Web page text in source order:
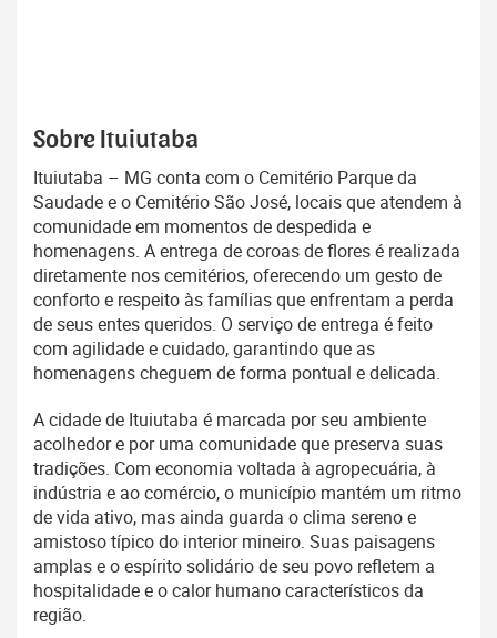
Sobre Ituiutaba
Ituiutaba – MG conta com o Cemitério Parque da
Saudade e o Cemitério São José, locais que atendem à
comunidade em momentos de despedida e
homenagens. A entrega de coroas de flores é realizada
diretamente nos cemitérios, oferecendo um gesto de
conforto e respeito às famílias que enfrentam a perda
de seus entes queridos. O serviço de entrega é feito
com agilidade e cuidado, garantindo que as
homenagens cheguem de forma pontual e delicada.
A cidade de Ituiutaba é marcada por seu ambiente
acolhedor e por uma comunidade que preserva suas
tradições. Com economia voltada à agropecuária, à
indústria e ao comércio, o município mantém um ritmo
de vida ativo, mas ainda guarda o clima sereno e
amistoso típico do interior mineiro. Suas paisagens
amplas e o espírito solidário de seu povo refletem a
hospitalidade e o calor humano característicos da
região.